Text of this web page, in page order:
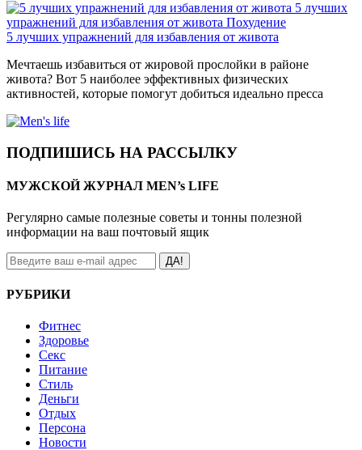
5 лучших
упражнений для избавления от живота Похудение
5 лучших упражнений для избавления от живота
Мечтаешь избавиться от жировой прослойки в районе
живота? Вот 5 наиболее эффективных физических
активностей, которые помогут добиться идеально пресса
ПОДПИШИСЬ НА РАССЫЛКУ
МУЖСКОЙ ЖУРНАЛ MEN’s LIFE
Регулярно самые полезные советы и тонны полезной
информации на ваш почтовый ящик
ДА!
РУБРИКИ
Фитнес
Здоровье
Секс
Питание
Стиль
Деньги
Отдых
Персона
Новости